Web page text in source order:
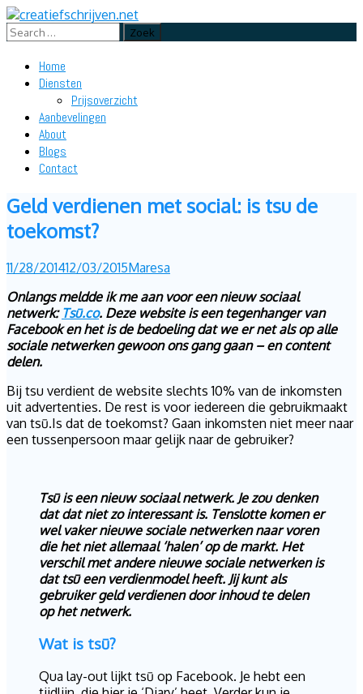
creatiefschrijven.net
Search
for:
Skip
Home
Diensten
Prijsoverzicht
Aanbevelingen
About
Blogs
Contact
Geld verdienen met social: is tsu de
toekomst?
11/28/201412/03/2015Maresa
Onlangs meldde ik me aan voor een nieuw sociaal
netwerk: Tsū.co. Deze website is een tegenhanger van
Facebook en het is de bedoeling dat we er net als op alle
sociale netwerken gewoon ons gang gaan – en content
delen.
Bij tsu verdient de website slechts 10% van de inkomsten
uit advertenties. De rest is voor iedereen die gebruikmaakt
van tsū.Is dat de toekomst? Gaan inkomsten niet meer naar
een tussenpersoon maar gelijk naar de gebruiker?
Tsū is een nieuw sociaal netwerk. Je zou denken
dat dat niet zo interessant is. Tenslotte komen er
wel vaker nieuwe sociale netwerken naar voren
die het niet allemaal ‘halen’ op de markt. Het
verschil met andere nieuwe sociale netwerken is
dat tsū een verdienmodel heeft. Jij kunt als
gebruiker geld verdienen door inhoud te delen
op het netwerk.
Wat is tsū?
Qua lay-out lijkt tsū op Facebook. Je hebt een